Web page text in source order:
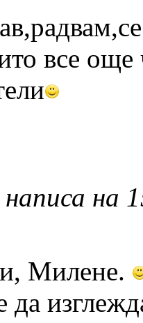
все още
написа на
Милене.